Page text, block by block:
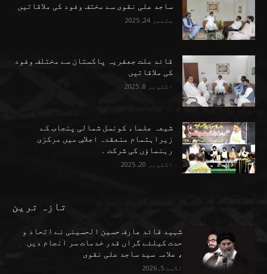
ساجد علی نقوی سے مختف وفود کی ملاقاتیں
ستمبر 24, 2025
قائد ملت جعفریہ پاکستان سے مختلف وفود
کی ملاقاتیں
اکتوبر 8, 2025
شیعہ علماء کونسل شمالی پنجاب کے
زیراہتمام منعقدہ اجلاسِ میں مرکزی
رہنماؤں کی شرکت ۔
اکتوبر 20, 2025
تازہ ترین
شہید قائد عارف حسین الحسینی نے اتحاد و
حدت کیلئے گراں قدر خدمات سر انجام دیں
، علامہ سید ساجد علی نقوی
اگست 5, 2026